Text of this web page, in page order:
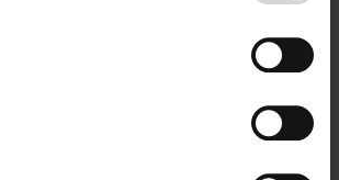
our collaboration in